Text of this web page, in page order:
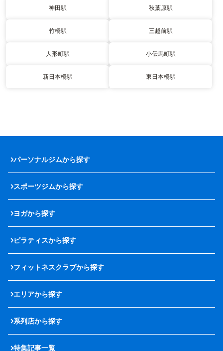
神田駅 秋葉原駅
竹橋駅 三越前駅
人形町駅 小伝馬町駅
新日本橋駅 東日本橋駅
パーソナルジムから探す
スポーツジムから探す
ヨガから探す
ピラティスから探す
フィットネスクラブから探す
エリアから探す
系列店から探す
特集記事一覧